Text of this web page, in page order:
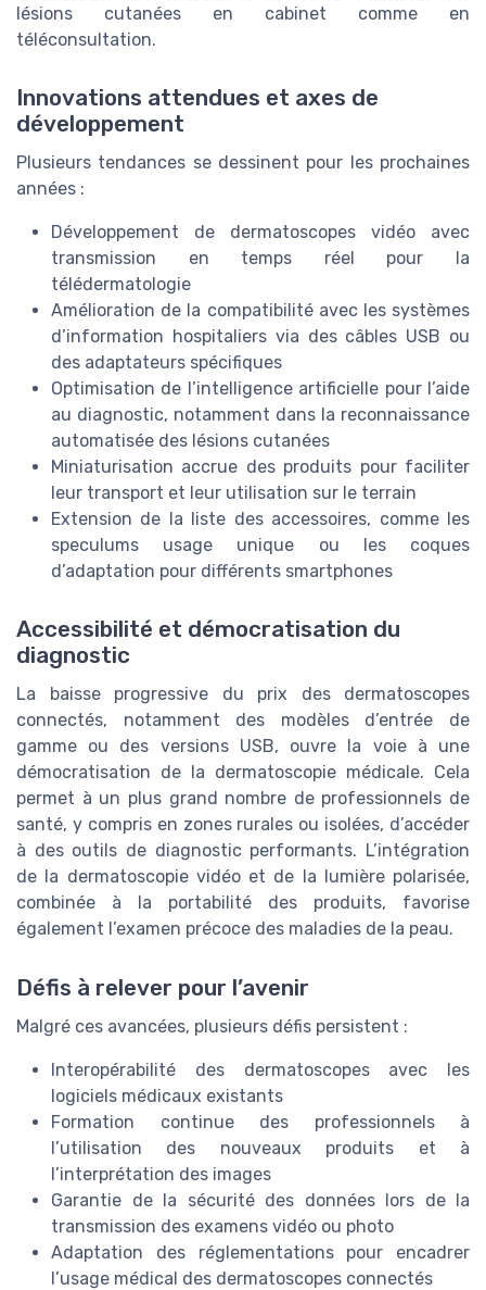
lésions cutanées en cabinet comme en
téléconsultation.
Innovations attendues et axes de
développement
Plusieurs tendances se dessinent pour les prochaines
années :
Développement de dermatoscopes vidéo avec
transmission en temps réel pour la
télédermatologie
Amélioration de la compatibilité avec les systèmes
d’information hospitaliers via des câbles USB ou
des adaptateurs spécifiques
Optimisation de l’intelligence artificielle pour l’aide
au diagnostic, notamment dans la reconnaissance
automatisée des lésions cutanées
Miniaturisation accrue des produits pour faciliter
leur transport et leur utilisation sur le terrain
Extension de la liste des accessoires, comme les
speculums usage unique ou les coques
d’adaptation pour différents smartphones
Accessibilité et démocratisation du
diagnostic
La baisse progressive du prix des dermatoscopes
connectés, notamment des modèles d’entrée de
gamme ou des versions USB, ouvre la voie à une
démocratisation de la dermatoscopie médicale. Cela
permet à un plus grand nombre de professionnels de
santé, y compris en zones rurales ou isolées, d’accéder
à des outils de diagnostic performants. L’intégration
de la dermatoscopie vidéo et de la lumière polarisée,
combinée à la portabilité des produits, favorise
également l’examen précoce des maladies de la peau.
Défis à relever pour l’avenir
Malgré ces avancées, plusieurs défis persistent :
Interopérabilité des dermatoscopes avec les
logiciels médicaux existants
Formation continue des professionnels à
l’utilisation des nouveaux produits et à
l’interprétation des images
Garantie de la sécurité des données lors de la
transmission des examens vidéo ou photo
Adaptation des réglementations pour encadrer
l’usage médical des dermatoscopes connectés